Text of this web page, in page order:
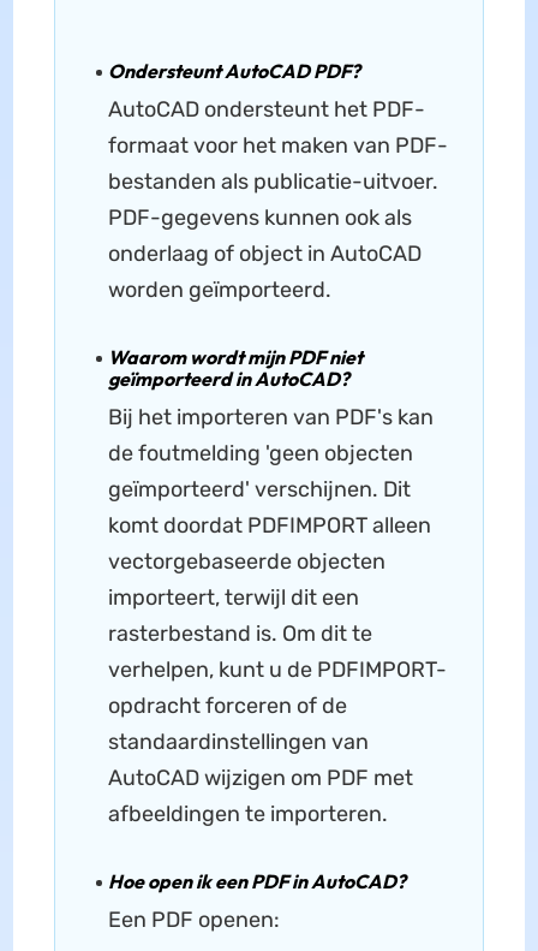
Ondersteunt AutoCAD PDF?
AutoCAD ondersteunt het PDF-
formaat voor het maken van PDF-
bestanden als publicatie-uitvoer.
PDF-gegevens kunnen ook als
onderlaag of object in AutoCAD
worden geïmporteerd.
Waarom wordt mijn PDF niet
geïmporteerd in AutoCAD?
Bij het importeren van PDF's kan
de foutmelding 'geen objecten
geïmporteerd' verschijnen. Dit
komt doordat PDFIMPORT alleen
vectorgebaseerde objecten
importeert, terwijl dit een
rasterbestand is. Om dit te
verhelpen, kunt u de PDFIMPORT-
opdracht forceren of de
standaardinstellingen van
AutoCAD wijzigen om PDF met
afbeeldingen te importeren.
Hoe open ik een PDF in AutoCAD?
Een PDF openen: